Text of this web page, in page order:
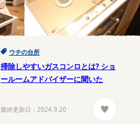
ウチの台所
掃除しやすいガスコンロとは? ショ
ールームアドバイザーに聞いた
最終更新日： 2024.9.20